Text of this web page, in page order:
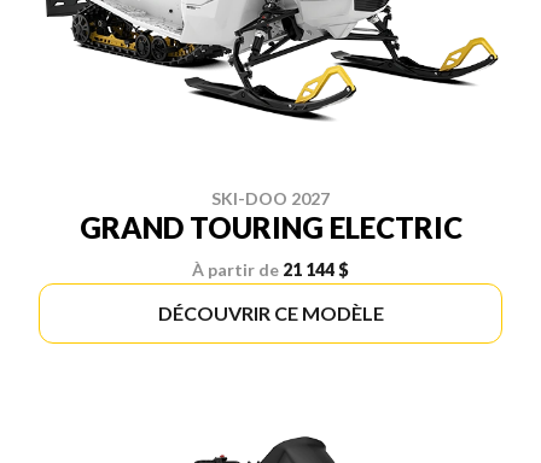
SKI-DOO 2027
GRAND TOURING ELECTRIC
À partir de 21 144 $
DÉCOUVRIR CE MODÈLE